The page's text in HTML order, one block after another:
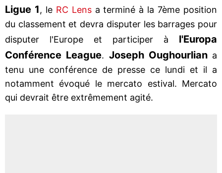
Ligue 1, le RC Lensa terminé à la 7ème position
du classement et devra disputer les barrages pour
disputer l'Europe et participer à l'Europa
Conférence League. Joseph Oughourliana
tenu une conférence de presse ce lundi et il a
notamment évoqué le mercato estival. Mercato
qui devrait être extrêmement agité.